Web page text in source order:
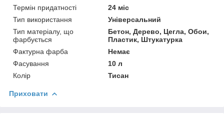
Термін придатності
24 міс
Тип використання
Універсальний
Тип матеріалу, що
фарбується
Бетон, Дерево, Цегла, Обои,
Пластик, Штукатурка
Фактурна фарба
Немає
Фасування
10 л
Колір
Тисан
Приховати